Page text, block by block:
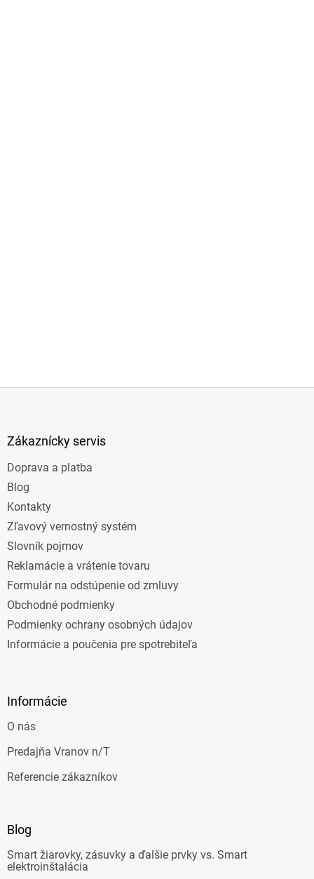
Zákaznícky servis
Doprava a platba
Blog
Kontakty
Zľavový vernostný systém
Slovník pojmov
Reklamácie a vrátenie tovaru
Formulár na odstúpenie od zmluvy
Obchodné podmienky
Podmienky ochrany osobných údajov
Informácie a poučenia pre spotrebiteľa
Informácie
O nás
Predajňa Vranov n/T
Referencie zákazníkov
Blog
Smart žiarovky, zásuvky a ďalšie prvky vs. Smart
elektroinštalácia